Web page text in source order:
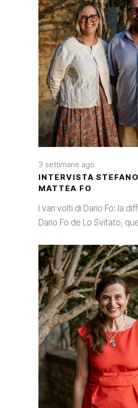
3 settimane ago
INTERVISTA
MATTEA FO
I vari volti di Dario Fo: la
Dario Fo de Lo Svitato,